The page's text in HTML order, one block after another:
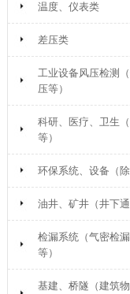
温度、仪表类
差压类
工业设备风压检测
压等）
科研、医疗、卫生
等）
环保系统、设备（
油井、矿井（井下
检漏系统（气密检
等）
基建、桥隧（建筑